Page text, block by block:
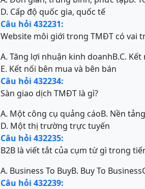
D. Cấp độ quốc gia, quốc tế
Câu hỏi 432231:
Website môi giới trong TMĐT có vai
A. Tăng lợi nhuận kinh doanhB.C.
E. Kết nối bên mua và bên bán
Câu hỏi 432234:
Sàn giao dịch TMĐT là gì?
A. Một công cụ quảng cáoB. Nền
D. Một thị trường trực tuyến
Câu hỏi 432235:
B2B là viết tắt của cụm từ gì trong
A. Business To BuyB. Buy To Business
Câu hỏi 432239: